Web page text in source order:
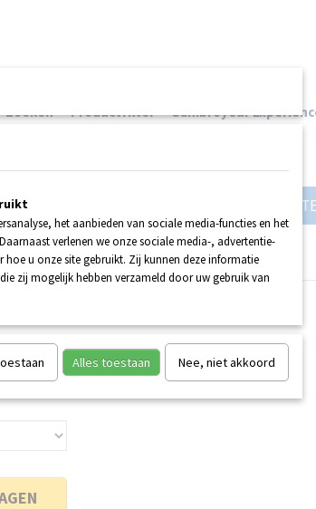
Zoeken Productfilter Sanibroyeur
ELITE
(inclusief btw 21%)
het aanbieden van sociale media-functies en het
verlenen we onze sociale media-, advertentie-
u onze site gebruikt. Zij kunnen deze informatie
zij mogelijk hebben verzameld door uw gebruik van
Alles toestaan Nee, niet akkoord